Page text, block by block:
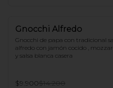
Gnocchi Alfredo
Gnocchi de papa con tradicional
alfredo con jamón cocido ,
y salsa blanca casera
$9.900$14.200